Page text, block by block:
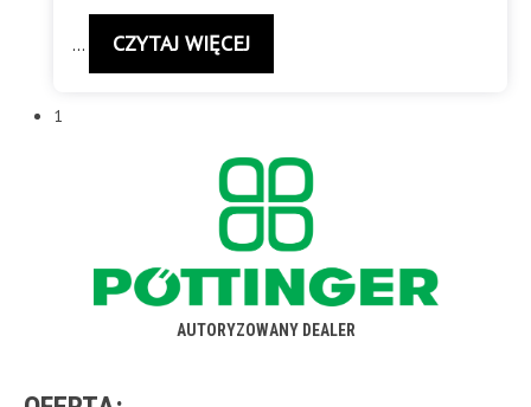
… CZYTAJ WIĘCEJ
1
AUTORYZOWANY DEALER